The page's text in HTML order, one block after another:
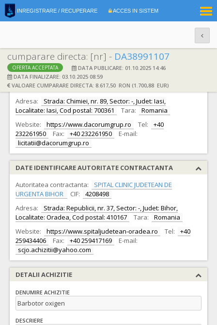
INREGISTRARE / RECUPERARE ACCES IN SISTEM
cumparare directa: [nr] - DA38991107
OFERTA ACCEPTATA
DATA PUBLICARE: 01.10.2025 14:46
DATA FINALIZARE: 03.10.2025 08:59
VALOARE CUMPARARE DIRECTA: 8.617,50 RON (1.700,88 EUR)
DATE IDENTIFICARE OFERTANT
Ofertant: S.C. DACORUM GRUP S.R.L. CIF: 11609301
Adresa:
Strada: Chimiei, nr. 89, Sector: -, Judet: Iasi,
Localitate: Iasi, Cod postal: 700361
Tara:
Romania
Website:
https://www.dacorumgrup.ro Tel:
+40
232261950
Fax: +40 232261950
E-mail:
licitatii@dacorumgrup.ro
DATE IDENTIFICARE AUTORITATE CONTRACTANTA
Autoritatea contractanta:
SPITAL CLINIC JUDETEAN DE
URGENTA BIHOR
CIF:
4208498
Adresa:
Strada: Republicii, nr. 37, Sector: -, Judet: Bihor,
Localitate: Oradea, Cod postal: 410167
Tara:
Romania
Website:
https://www.spitaljudetean-oradea.ro Tel:
+40
259434406
Fax: +40 259417169
E-mail:
scjo.achizitii@yahoo.com
DETALII ACHIZITIE
DENUMIRE ACHIZITIE
Barbotor oxigen
DESCRIERE